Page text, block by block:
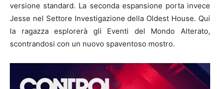
versione standard. La seconda espansione porta invece
Jesse nel Settore Investigazione della Oldest House. Qui
la ragazza esplorerà gli Eventi del Mondo Alterato,
scontrandosi con un nuovo spaventoso mostro.